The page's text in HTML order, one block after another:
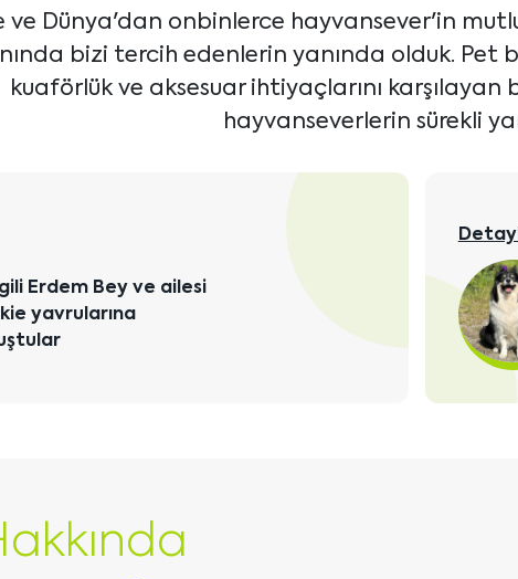
ve Dünya'dan onbinlerce hayvansever'in
bizi tercih edenlerin yanında olduk. Pet
kuaförlük ve aksesuar ihtiyaçlarını karşılayan
hayvanseverlerin sürekli
Erdem Bey ve ailesi
yavrularına